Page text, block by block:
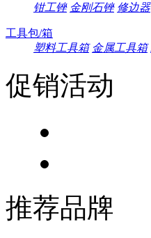
钳工锉 金刚石锉 修边器
工具包/箱
塑料工具箱 金属工具箱
促销活动
推荐品牌